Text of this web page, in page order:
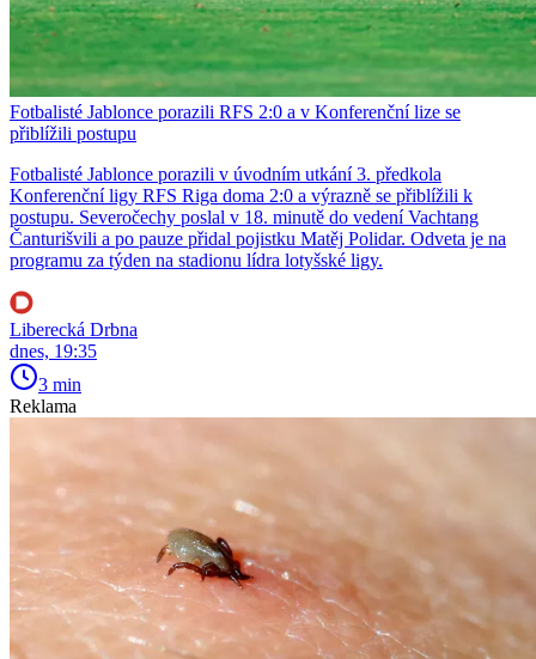
Fotbalisté Jablonce porazili RFS 2:0 a v Konferenční lize se
přiblížili postupu
Fotbalisté Jablonce porazili v úvodním utkání 3. předkola
Konferenční ligy RFS Riga doma 2:0 a výrazně se přiblížili k
postupu. Severočechy poslal v 18. minutě do vedení Vachtang
Čanturišvili a po pauze přidal pojistku Matěj Polidar. Odveta je na
programu za týden na stadionu lídra lotyšské ligy.
Liberecká Drbna
dnes, 19:35
3 min
Reklama